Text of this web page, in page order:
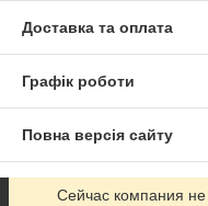
Доставка та оплата
Графік роботи
Повна версія сайту
Сайт створено на
Сейчас компания